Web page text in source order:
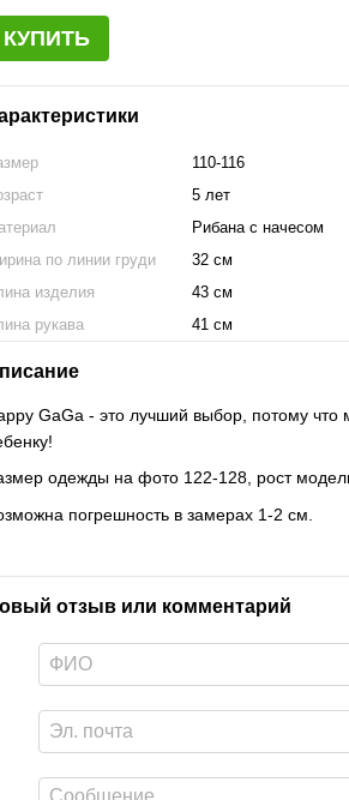
КУПИТЬ
110-116
5 лет
Рибана с начесом
по линии груди
32 см
изделия
43 см
рукава
41 см
GaGa - это лучший выбор, потому
одежды на фото 122-128, рост
погрешность в замерах 1-2 см.
отзыв или комментарий